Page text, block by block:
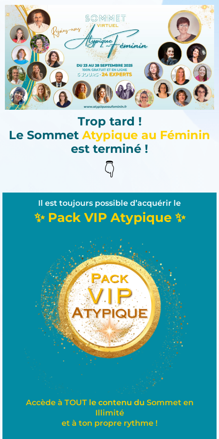
Trop tard !
Le Sommet Atypique au Féminin
est terminé !
👇
Il est toujours possible d’acquérir le
✨ Pack VIP Atypique ✨
Accède à TOUTle contenu du Sommet en
Illimité
et à ton propre rythme !